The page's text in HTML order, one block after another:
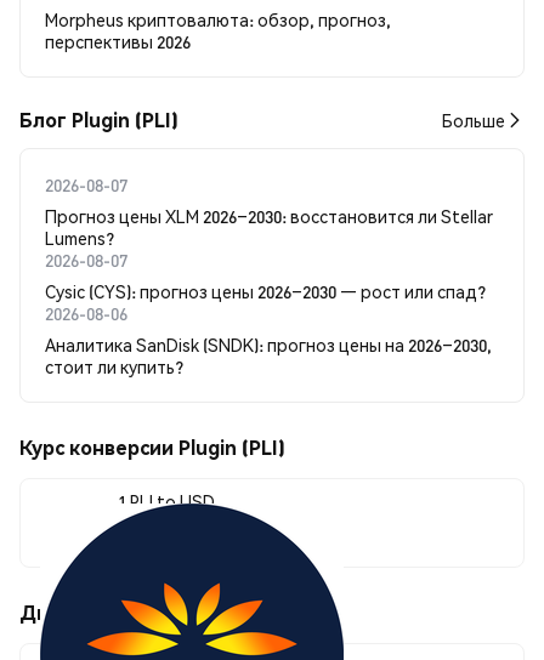
Morpheus криптовалюта: обзор, прогноз,
перспективы 2026
Блог Plugin (PLI) Больше
2026-08-07
Прогноз цены XLM 2026–2030: восстановится ли Stellar
Lumens?
2026-08-07
Cysic (CYS): прогноз цены 2026–2030 — рост или спад?
2026-08-06
Аналитика SanDisk (SNDK): прогноз цены на 2026–2030,
стоит ли купить?
Курс конверсии Plugin (PLI)
1 PLI to USD
Движения цены Plugin (PLI)